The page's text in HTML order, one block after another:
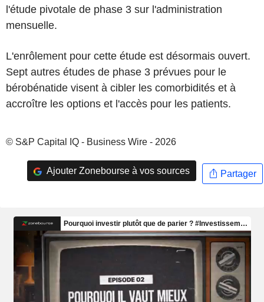
l'étude pivotale de phase 3 sur l'administration
mensuelle.
L'enrôlement pour cette étude est désormais ouvert.
Sept autres études de phase 3 prévues pour le
bérobénatide visent à cibler les comorbidités et à
accroître les options et l'accès pour les patients.
© S&P Capital IQ - Business Wire - 2026
Ajouter Zonebourse à vos sources Partager